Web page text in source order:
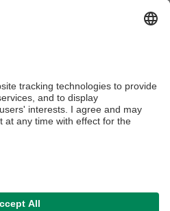
Machtverhältnissen und
der Politik sowie
Konsument/innen sehr gut
der Fortbildungsreihe „Öko-
wie?“ in Kooperation mit BAGS
ist gefördert durch
Mitteln des BMZ.